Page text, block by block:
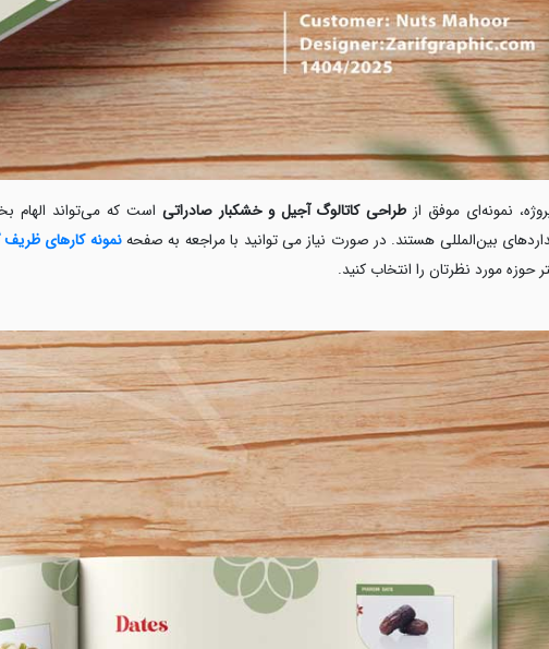
نمونه‌ای موفق از طراحی کاتالوگ آجیل و خشکبار صادراتی است که می‌تواند الهام
بین‌المللی هستند. در صورت نیاز می توانید با مراجعه به صفحهنمونه کارهای ظریف
حوزه مورد نظرتان را انتخاب کنید.